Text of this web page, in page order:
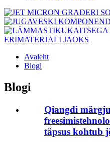
Avaleht
Blogi
Blogi
Qiangdi
täpsus kohtub